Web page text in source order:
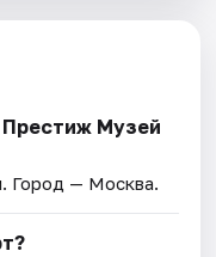
Престиж Музей
. Город — Москва.